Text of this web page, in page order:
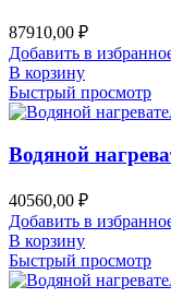
87910,00 ₽
Добавить в
В корзину
Быстрый просмотр
Водяной
40560,00 ₽
Добавить в
В корзину
Быстрый просмотр